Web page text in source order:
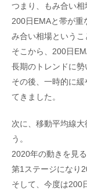
つまり、もみ合い相
200日EMAと帯が重
み合い相場というこ
そこから、200日
長期のトレンドに勢
その後、一時的に
てきました。
次に、移動平均線
う。
2020年の動きを見
第1ステージになり
そして、今度は200